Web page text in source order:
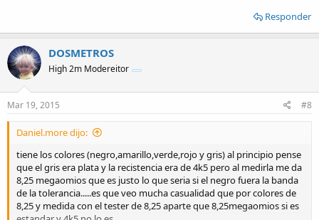
Responder
DOSMETROS
High 2m Modereitor
Mar 19, 2015 #8
Daniel.more dijo:
tiene los colores (negro,amarillo,verde,rojo y gris) al principio pense
que el gris era plata y la recistencia era de 4k5 pero al medirla me da
8,25 megaomios que es justo lo que seria si el negro fuera la banda
de la tolerancia.....es que veo mucha casualidad que por colores de
8,25 y medida con el tester de 8,25 aparte que 8,25megaomios si es